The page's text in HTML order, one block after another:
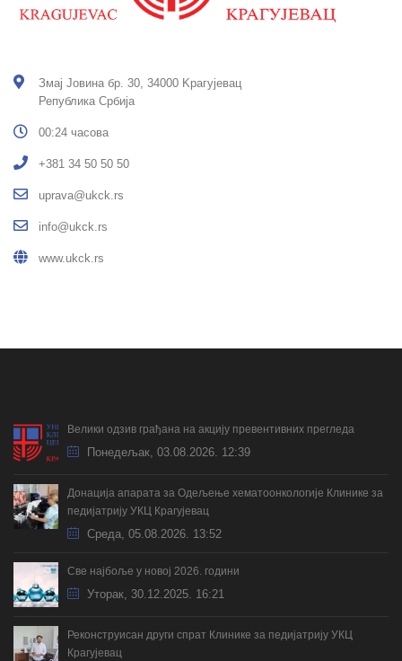
Змај Јовина бр. 30, 34000 Kрагујевац
Република Србија
00:24 часова
+381 34 50 50 50
uprava@ukck.rs
info@ukck.rs
www.ukck.rs
Велики одзив грађана на акцију превентивних прегледа
Понедељак, 03.08.2026. 12:39
Донација апарата за Одељење хематоонкологије Клинике за
педијатрију УКЦ Крагујевац
Cреда, 05.08.2026. 13:52
Све најбоље у новој 2026. години
Уторак, 30.12.2025. 16:21
Реконструисан други спрат Клинике за педијатрију УКЦ
Крагујевац